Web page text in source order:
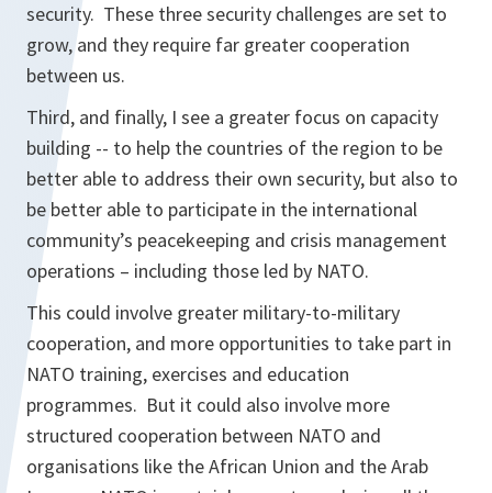
security. These three security challenges are set to
grow, and they require far greater cooperation
between us.
Third, and finally, I see a greater focus on capacity
building -- to help the countries of the region to be
better able to address their own security, but also to
be better able to participate in the international
community’s peacekeeping and crisis management
operations – including those led by NATO.
This could involve greater military-to-military
cooperation, and more opportunities to take part in
NATO training, exercises and education
programmes. But it could also involve more
structured cooperation between NATO and
organisations like the African Union and the Arab